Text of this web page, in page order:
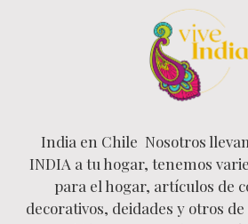
India en Chile Nosotros
INDIA a tu hogar, tenemos
para el hogar, artículos de
decorativos, deidades y otros